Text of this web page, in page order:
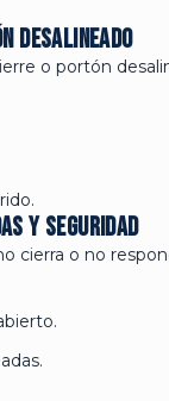
desalineado
o portón
y seguridad
cierra o no